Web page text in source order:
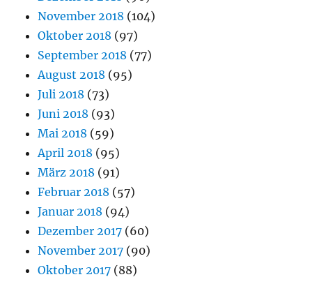
November 2018 (104)
Oktober 2018 (97)
September 2018 (77)
August 2018 (95)
Juli 2018 (73)
Juni 2018 (93)
Mai 2018 (59)
April 2018 (95)
März 2018 (91)
Februar 2018 (57)
Januar 2018 (94)
Dezember 2017 (60)
November 2017 (90)
Oktober 2017 (88)